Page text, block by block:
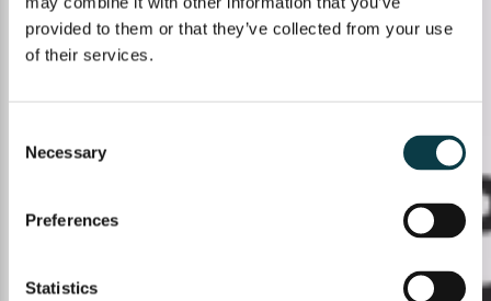
provided to them or that they’ve collected from your use
of their services.
Selection
Necessary
Preferences
Statistics